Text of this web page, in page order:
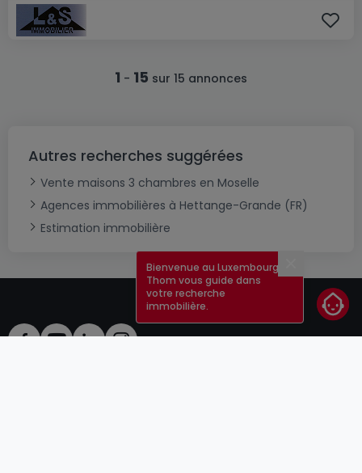
1 - 15 sur 15 annonces
Autres recherches suggérées
Vente maisons 3 chambres en Moselle
Agences immobilières à Hettange-Grande (FR)
Estimation immobilière
Bienvenue au Luxembourg !
Thom vous guide dans
votre recherche
immobilière.